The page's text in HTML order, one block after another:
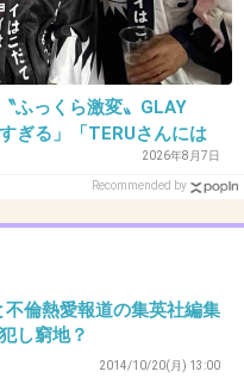
、松村沙友理自身
。
酷い。
ふっくら激変〟GLAY
ぎる」「TERUさんには
2026年8月7日
Recommended by
倫熱愛報道の集英社編集
し窮地？
2014/10/20(月) 13:00